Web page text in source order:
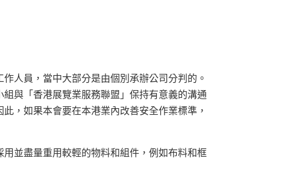
人員，當中大部分是由個別承辦公司分判的。
與「香港展覽業服務聯盟」保持有意義的溝通
，如果本會要在本港業內改善安全作業標準，
並盡量重用較輕的物料和組件，例如布料和框